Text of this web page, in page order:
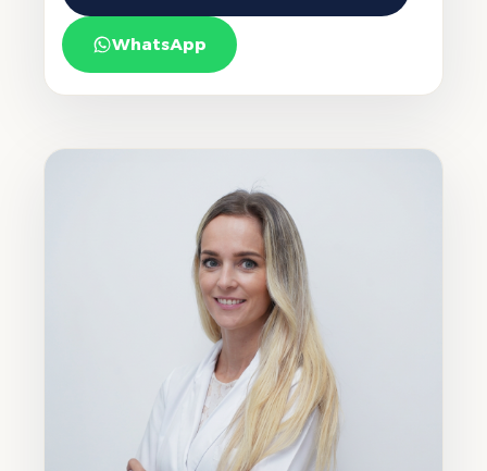
WhatsApp